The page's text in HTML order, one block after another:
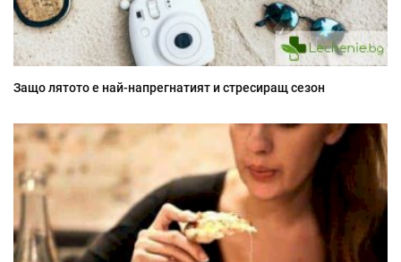
Защо лятото е най-напрегнатият и стресиращ сезон